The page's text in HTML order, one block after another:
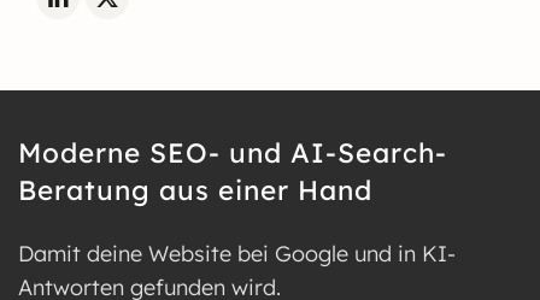
Moderne SEO- und AI-Search-
Beratung aus einer Hand
Damit deine Website bei Google und in KI-
Antworten gefunden wird.